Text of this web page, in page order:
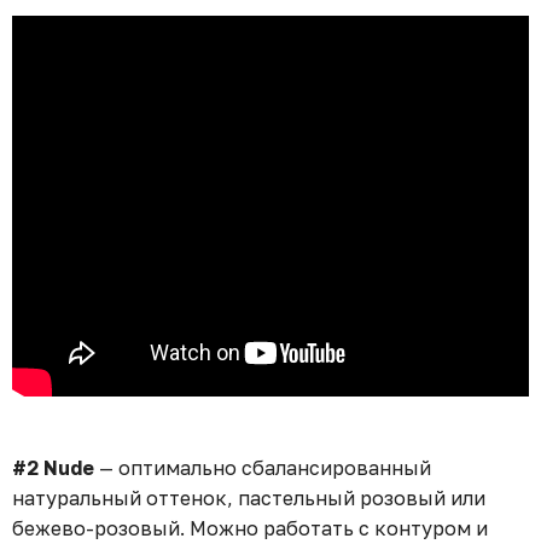
#2 Nude — оптимально сбалансированный
натуральный оттенок, пастельный розовый или
бежево-розовый. Можно работать с контуром и